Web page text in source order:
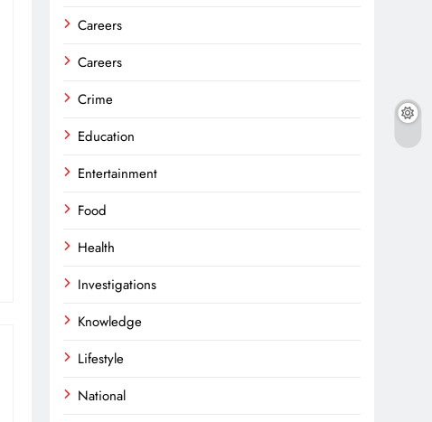
Careers
Careers
Crime
Education
Entertainment
Food
Health
Investigations
Knowledge
Lifestyle
National